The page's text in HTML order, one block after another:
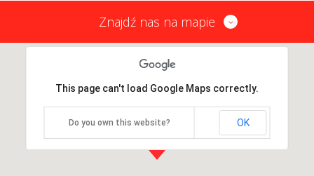
Znajdź nas na mapie
This page can't load Google Maps correctly.
Do you own this website? OK